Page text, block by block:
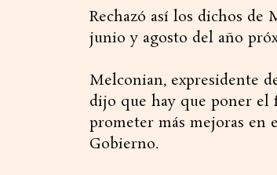
Rechazó así los dichos
junio y agosto del año
Melconian, expresidente
dijo que hay que poner el
prometer más mejoras en
Gobierno.